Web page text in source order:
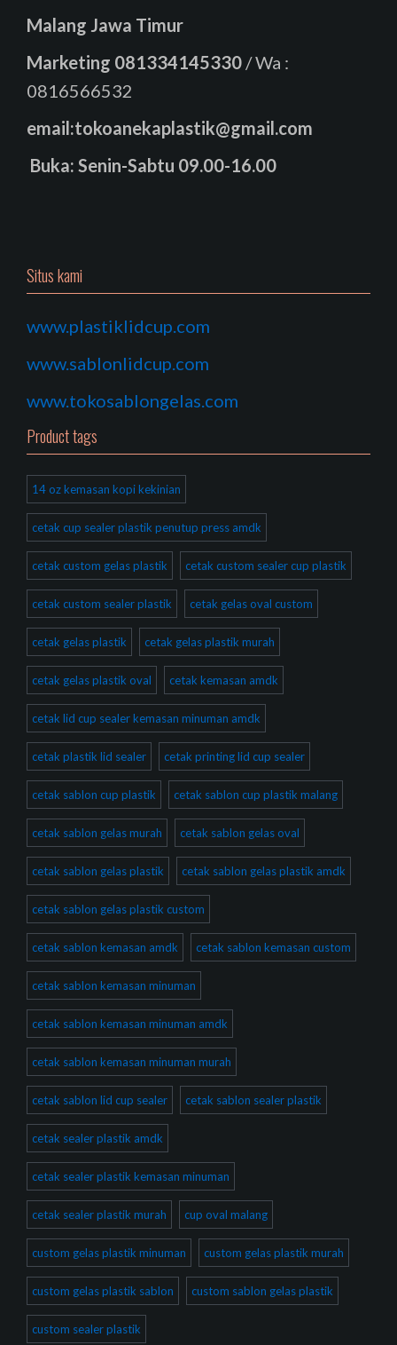
Malang Jawa Timur
Marketing 081334145330 / Wa :
0816566532
email:tokoanekaplastik@gmail.com
Buka: Senin-Sabtu 09.00-16.00
Situs kami
www.plastiklidcup.com
www.sablonlidcup.com
www.tokosablongelas.com
Product tags
14 oz kemasan kopi kekinian
cetak cup sealer plastik penutup press amdk
cetak custom gelas plastik cetak custom sealer cup plastik
cetak custom sealer plastik cetak gelas oval custom
cetak gelas plastik cetak gelas plastik murah
cetak gelas plastik oval cetak kemasan amdk
cetak lid cup sealer kemasan minuman amdk
cetak plastik lid sealer cetak printing lid cup sealer
cetak sablon cup plastik cetak sablon cup plastik malang
cetak sablon gelas murah cetak sablon gelas oval
cetak sablon gelas plastik cetak sablon gelas plastik amdk
cetak sablon gelas plastik custom
cetak sablon kemasan amdk cetak sablon kemasan custom
cetak sablon kemasan minuman
cetak sablon kemasan minuman amdk
cetak sablon kemasan minuman murah
cetak sablon lid cup sealer cetak sablon sealer plastik
cetak sealer plastik amdk
cetak sealer plastik kemasan minuman
cetak sealer plastik murah cup oval malang
custom gelas plastik minuman custom gelas plastik murah
custom gelas plastik sablon custom sablon gelas plastik
custom sealer plastik